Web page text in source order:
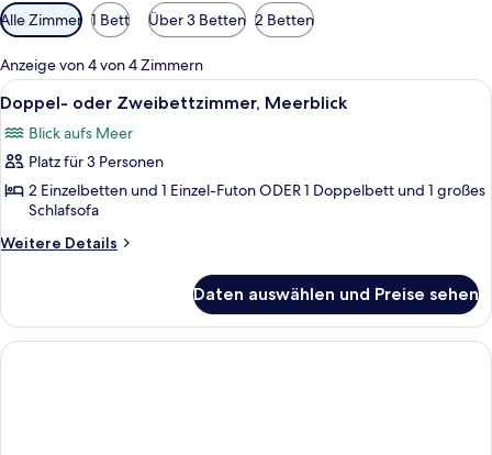
Verfügbare
Filter
für
Zimmer
Alle Zimmer 1 Bett Über 3 Betten 2 Betten
Anzeige von 4 von 4 Zimmern
Alle
Fotos
für
Doppel-
oder
Zweibettzimmer,
Meerblick
Doppel- oder Zweibettzimmer,
6
Doppel- oder Zweibettzimmer, Meerblick
Blick aufs Meer
Platz für 3 Personen
2 Einzelbetten und 1 Einzel-Futon ODER 1 Doppelbett und 1 großes
Schlafsofa
Weitere Details
Weitere
oder
Zweibettzimmer,
Meerblick
Daten auswählen und Preise sehen